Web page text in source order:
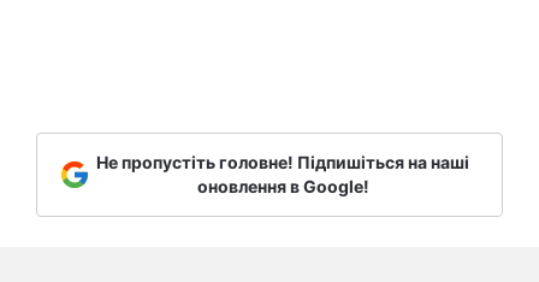
Не пропустіть головне! Підпишіться на наші
оновлення в Google!